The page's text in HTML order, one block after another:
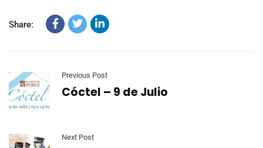
Share:
Previous Post
Cóctel – 9 de Julio
Next Post